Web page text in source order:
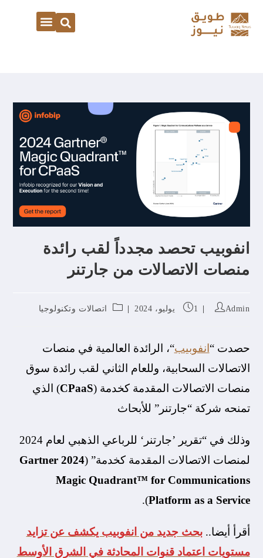
انفوبيب تحصد مجدداً لقب رائدة
منصات الاتصالات من جارتنر
Admin 1 يوليو، 2024 اتصالات وتكنولوجيا
حصدت “ انفوبيب“، الرائدة العالمية في منصات
الاتصالات السحابية، وللعام الثاني لقب رائدة سوق
منصات الاتصالات المقدمة كخدمة (CPaaS) الذي
تمنحه شركة “جارتنر” للأبحاث
وذلك في “تقرير ’جارتنر‘ للرباعي الذهبي لعام 2024
لمنصات الاتصالات المقدمة كخدمة” (
2024 Gartner
Magic Quadrant™ for Communications
Platform as a Service
).
أقرأ أيضا..بحث جديد من انفوبيب يكشف عن تزايد
مستويات اعتماد قنوات المحادثة في الشرق الأوسط